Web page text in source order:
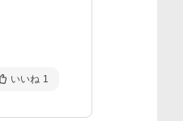
いいね 1